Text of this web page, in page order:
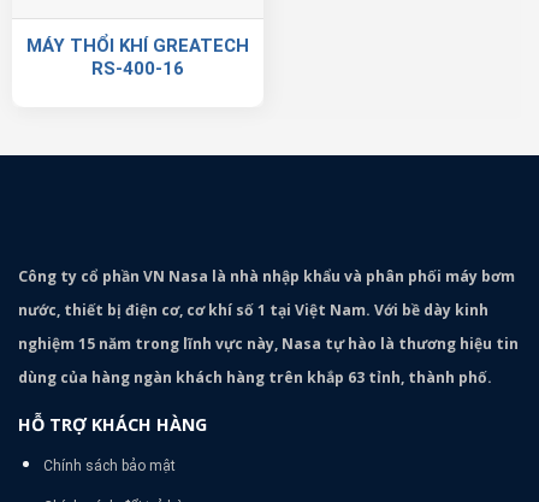
MÁY THỔI KHÍ GREATECH
RS-400-16
Công ty cổ phần VN Nasa là nhà nhập khẩu và phân phối máy bơm
nước, thiết bị điện cơ, cơ khí số 1 tại Việt Nam. Với bề dày kinh
nghiệm 15 năm trong lĩnh vực này, Nasa tự hào là thương hiệu tin
dùng của hàng ngàn khách hàng trên khắp 63 tỉnh, thành phố.
HỖ TRỢ KHÁCH HÀNG
Chính sách bảo mật